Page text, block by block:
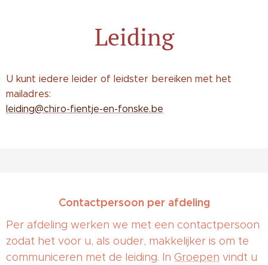
Leiding
U kunt iedere leider of leidster bereiken met het
mailadres:
leiding@chiro-fientje-en-fonske.be
Contactpersoon per afdeling
Per afdeling werken we met een contactpersoon
zodat het voor u, als ouder, makkelijker is om te
communiceren met de leiding. In Groepen vindt u